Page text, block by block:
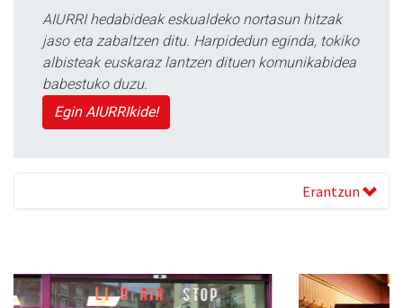
AIURRI hedabideak eskualdeko nortasun hitzak
jaso eta zabaltzen ditu. Harpidedun eginda, tokiko
albisteak euskaraz lantzen dituen komunikabidea
babestuko duzu.
Egin AIURRIkide!
Erantzun